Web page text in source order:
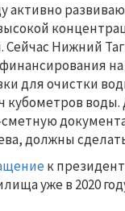
Нижний
для очистки
должны сделать
к
уже в 2020